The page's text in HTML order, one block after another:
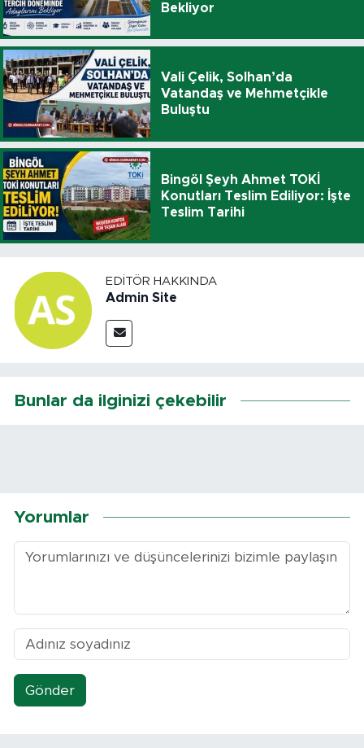
Bekliyor
Vali Çelik, Solhan’da
Vatandaş ve Mehmetçikle
Buluştu
Bingöl Şeyh Ahmet TOKİ
Konutları Teslim Ediliyor: İşte
Teslim Tarihi
EDITÖR HAKKINDA
Admin Site
Bunlar da ilginizi çekebilir
Yorumlar
Gönder